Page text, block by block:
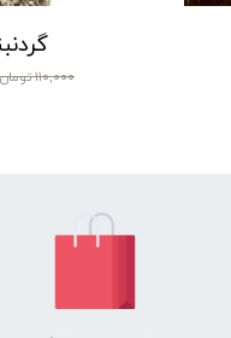
۱۱۰,۰۰۰ تومان